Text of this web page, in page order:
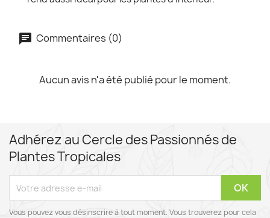
Commentaires (0)
Aucun avis n'a été publié pour le moment.
Adhérez au Cercle des Passionnés de
Plantes Tropicales
Vous pouvez vous désinscrire à tout moment. Vous trouverez pour cela